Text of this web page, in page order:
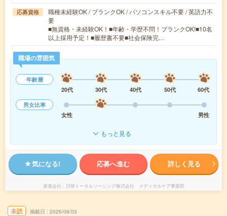
応募資格
職種未経験OK / ブランクOK / パソコンスキル不要 / 英語力不
要
■無資格・未経験OK！■年齢・学歴不問！ブランクOK!■10名
以上採用予定！■履歴書不要■社会保険完…
職場の雰囲気
年齢層
20代
30代 40代 50代
60代
男女比率
女性
男性
もっと見る
気になる! 応募へ進む 詳しく見る
派遣会社 日研トータルソーシング株式会社 メディカルケア事業部
未読 掲載日 2026/08/03